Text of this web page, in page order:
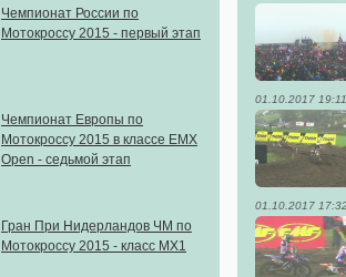
Чемпионат России по
Мотокроссу 2015 - первый этап
Чемпионат Европы по
Мотокроссу 2015 в классе ЕMX
Open - седьмой этап
Гран При Нидерландов ЧМ по
Мотокроссу 2015 - класс MX1
01.10.2017 19:11
01.10.2017